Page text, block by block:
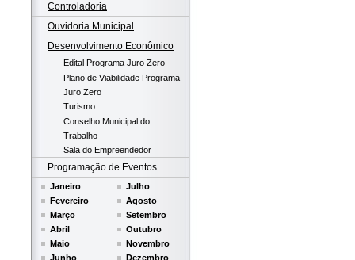
Controladoria
Ouvidoria Municipal
Desenvolvimento Econômico
Edital Programa Juro Zero
Plano de Viabilidade Programa
Juro Zero
Turismo
Conselho Municipal do
Trabalho
Sala do Empreendedor
Programação de Eventos
Janeiro
Fevereiro
Março
Abril
Maio
Junho
Julho
Agosto
Setembro
Outubro
Novembro
Dezembro